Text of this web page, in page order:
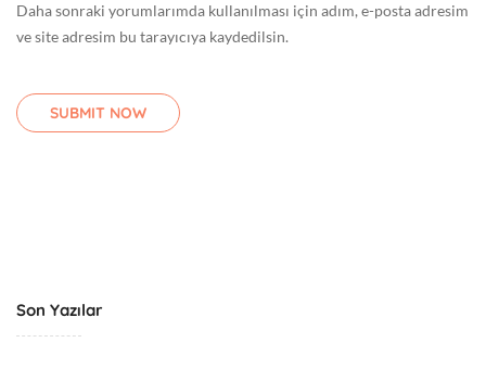
Daha sonraki yorumlarımda kullanılması için adım, e-posta adresim
ve site adresim bu tarayıcıya kaydedilsin.
Son Yazılar